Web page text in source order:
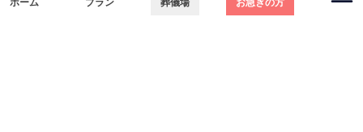
関東エリア